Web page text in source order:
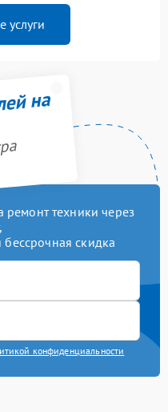
услуги
на
техники через
бессрочная скидка
конфиденциальности